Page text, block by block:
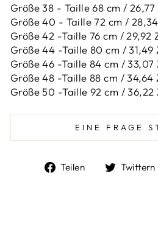
Größe 38 - Taille 68 cm / 26,77
Größe 40 - Taille 72 cm /
Größe 42 -Taille 76 cm / 29,92
Größe 44 -Taille 80 cm / 31,49
Größe 46 -Taille 84 cm / 33,07
Größe 48 -Taille 88 cm / 34,64
Größe 50 -Taille 92 cm / 36,22
EINE FRAGE
Teilen
Auf
Twittern